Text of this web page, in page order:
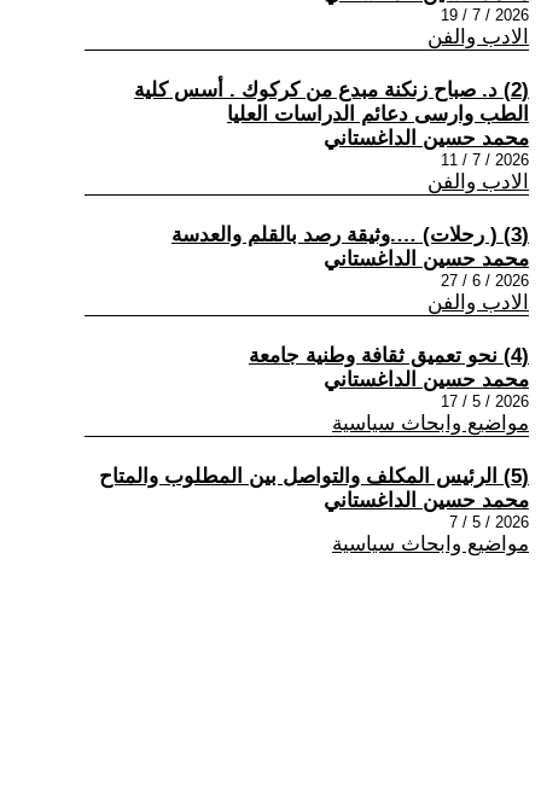
2026 / 7 / 19
الادب والفن
(2) د. صباح زنكنة مبدع من كركوك . أسس كلية
الطب وارسى دعائم الدراسات العليا
محمد حسين الداغستاني
2026 / 7 / 11
الادب والفن
(3) ( رحلات) ….وثيقة رصد بالقلم والعدسة
محمد حسين الداغستاني
2026 / 6 / 27
الادب والفن
(4) نحو تعميق ثقافة وطنية جامعة
محمد حسين الداغستاني
2026 / 5 / 17
مواضيع وابحاث سياسية
(5) الرئيس المكلف والتواصل بين المطلوب والمتاح
محمد حسين الداغستاني
2026 / 5 / 7
مواضيع وابحاث سياسية